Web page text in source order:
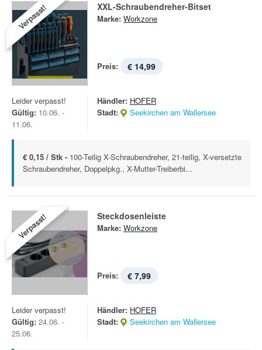
Verpasst! XXL-Schraubendreher-Bitset
Marke: Workzone
Preis: € 14,99
Leider verpasst!
Gültig: 10.06. -
11.06.
Händler: HOFER
Stadt:
Seekirchen am Wallersee
€ 0,15 / Stk - 100-Teilig X-Schraubendreher, 21-teilig, X-versetzte
Schraubendreher, Doppelpkg., X-Mutter-Treiberbi...
Verpasst! Steckdosenleiste
Marke: Workzone
Preis: € 7,99
Leider verpasst!
Gültig: 24.06. -
25.06.
Händler: HOFER
Stadt:
Seekirchen am Wallersee